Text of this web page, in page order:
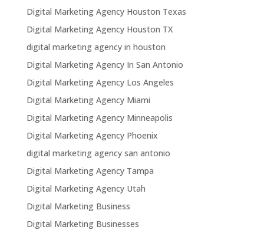
Digital Marketing Agency Houston Texas
Digital Marketing Agency Houston TX
digital marketing agency in houston
Digital Marketing Agency In San Antonio
Digital Marketing Agency Los Angeles
Digital Marketing Agency Miami
Digital Marketing Agency Minneapolis
Digital Marketing Agency Phoenix
digital marketing agency san antonio
Digital Marketing Agency Tampa
Digital Marketing Agency Utah
Digital Marketing Business
Digital Marketing Businesses